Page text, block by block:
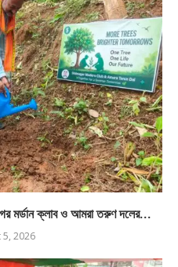
মর্ডান ক্লাব ও আমরা তরুণ দলের...
5, 2026